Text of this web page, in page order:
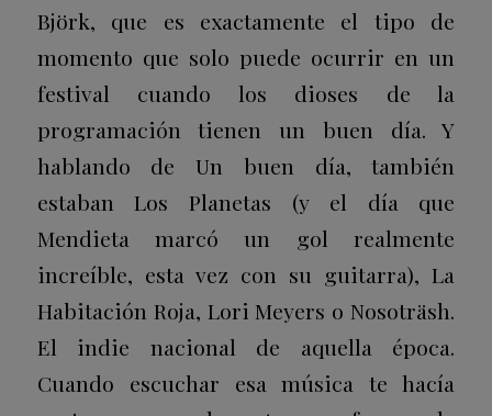
Björk, que es exactamente el tipo de
momento que solo puede ocurrir en un
festival cuando los dioses de la
programación tienen un buen día. Y
hablando deUn buen día, también
estaban Los Planetas (y el día que
Mendieta marcó un gol realmente
increíble, esta vez con su guitarra), La
Habitación Roja, Lori Meyers o Nosoträsh.
El indie nacional de aquella época.
Cuando escuchar esa música te hacía